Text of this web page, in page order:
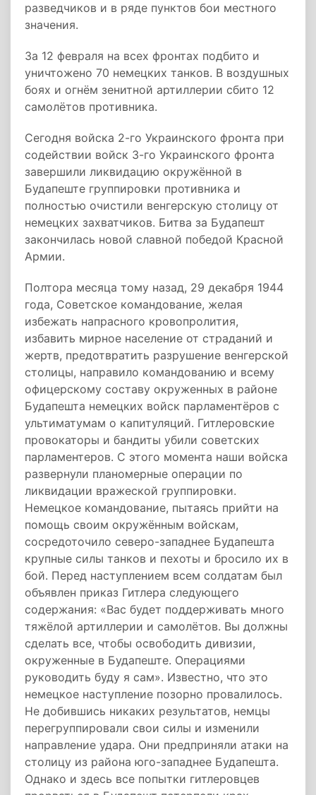
разведчиков и в ряде пунктов бои местного
значения.
За 12 февраля на всех фронтах подбито и
уничтожено 70 немецких танков. В воздушных
боях и огнём зенитной артиллерии сбито 12
самолётов противника.
Сегодня войска 2-го Украинского фронта при
содействии войск 3-го Украинского фронта
завершили ликвидацию окружённой в
Будапеште группировки противника и
полностью очистили венгерскую столицу от
немецких захватчиков. Битва за Будапешт
закончилась новой славной победой Красной
Армии.
Полтора месяца тому назад, 29 декабря 1944
года, Советское командование, желая
избежать напрасного кровопролития,
избавить мирное население от страданий и
жертв, предотвратить разрушение венгерской
столицы, направило командованию и всему
офицерскому составу окруженных в районе
Будапешта немецких войск парламентёров с
ультиматумам о капитуляций. Гитлеровские
провокаторы и бандиты убили советских
парламентеров. С этого момента наши войска
развернули планомерные операции по
ликвидации вражеской группировки.
Немецкое командование, пытаясь прийти на
помощь своим окружённым войскам,
сосредоточило северо-западнее Будапешта
крупные силы танков и пехоты и бросило их в
бой. Перед наступлением всем солдатам был
объявлен приказ Гитлера следующего
содержания: «Вас будет поддерживать много
тяжёлой артиллерии и самолётов. Вы должны
сделать все, чтобы освободить дивизии,
окруженные в Будапеште. Операциями
руководить буду я сам». Известно, что это
немецкое наступление позорно провалилось.
Не добившись никаких результатов, немцы
перегруппировали свои силы и изменили
направление удара. Они предприняли атаки на
столицу из района юго-западнее Будапешта.
Однако и здесь все попытки гитлеровцев